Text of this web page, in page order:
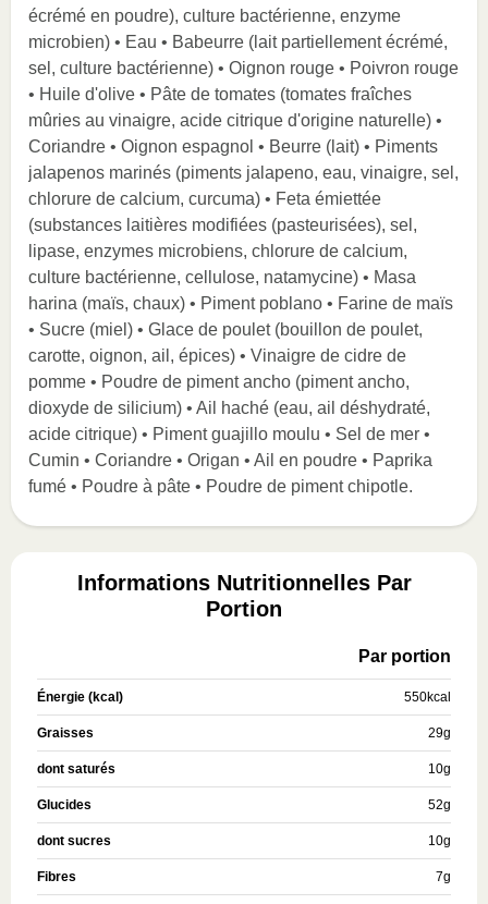
écrémé en poudre), culture bactérienne, enzyme
microbien) • Eau • Babeurre (lait partiellement écrémé,
sel, culture bactérienne) • Oignon rouge • Poivron rouge
• Huile d'olive • Pâte de tomates (tomates fraîches
mûries au vinaigre, acide citrique d'origine naturelle) •
Coriandre • Oignon espagnol • Beurre (lait) • Piments
jalapenos marinés (piments jalapeno, eau, vinaigre, sel,
chlorure de calcium, curcuma) • Feta émiettée
(substances laitières modifiées (pasteurisées), sel,
lipase, enzymes microbiens, chlorure de calcium,
culture bactérienne, cellulose, natamycine) • Masa
harina (maïs, chaux) • Piment poblano • Farine de maïs
• Sucre (miel) • Glace de poulet (bouillon de poulet,
carotte, oignon, ail, épices) • Vinaigre de cidre de
pomme • Poudre de piment ancho (piment ancho,
dioxyde de silicium) • Ail haché (eau, ail déshydraté,
acide citrique) • Piment guajillo moulu • Sel de mer •
Cumin • Coriandre • Origan • Ail en poudre • Paprika
fumé • Poudre à pâte • Poudre de piment chipotle.
Informations Nutritionnelles Par
Portion
Par portion
Énergie (kcal) 550kcal
Graisses 29g
dont saturés 10g
Glucides 52g
dont sucres 10g
Fibres 7g